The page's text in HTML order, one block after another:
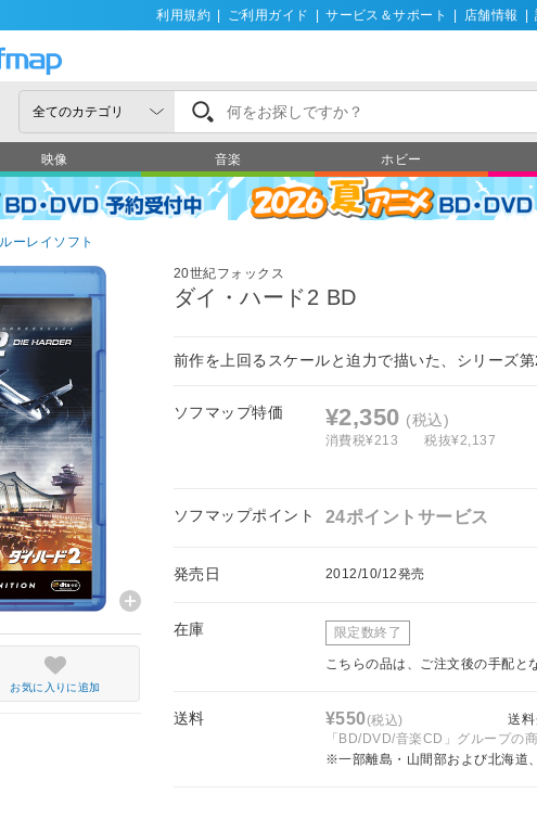
利用規約 ご利用ガイド サービス＆サポート 店舗情報
映像 音楽 ホビー
ーレイソフト
20世紀フォックス
ダイ・ハード2 BD
前作を上回るスケールと迫力で描いた、シリーズ
ソフマップ特価 ¥2,350 (税込)
消費税¥213 税抜¥2,137
ソフマップポイント 24ポイントサービス
発売日 2012/10/12発売
在庫 限定数終了
こちらの品は、ご注文後の手配と
送料 ¥550(税込) 送料
「BD/DVD/音楽CD」グループの
※一部離島・山間部および北海道
お気に入りに追加